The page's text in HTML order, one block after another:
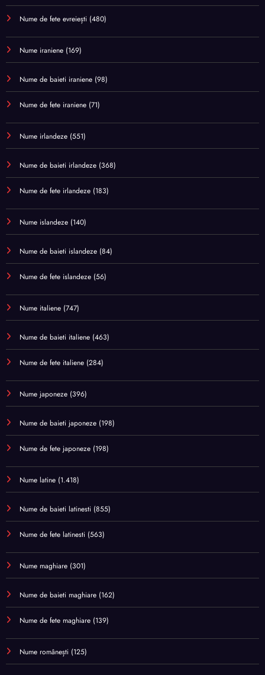
Nume de fete evreiești (480)
Nume iraniene (169)
Nume de baieti iraniene (98)
Nume de fete iraniene (71)
Nume irlandeze (551)
Nume de baieti irlandeze (368)
Nume de fete irlandeze (183)
Nume islandeze (140)
Nume de baieti islandeze (84)
Nume de fete islandeze (56)
Nume italiene (747)
Nume de baieti italiene (463)
Nume de fete italiene (284)
Nume japoneze (396)
Nume de baieti japoneze (198)
Nume de fete japoneze (198)
Nume latine (1.418)
Nume de baieti latinesti (855)
Nume de fete latinesti (563)
Nume maghiare (301)
Nume de baieti maghiare (162)
Nume de fete maghiare (139)
Nume românești (125)